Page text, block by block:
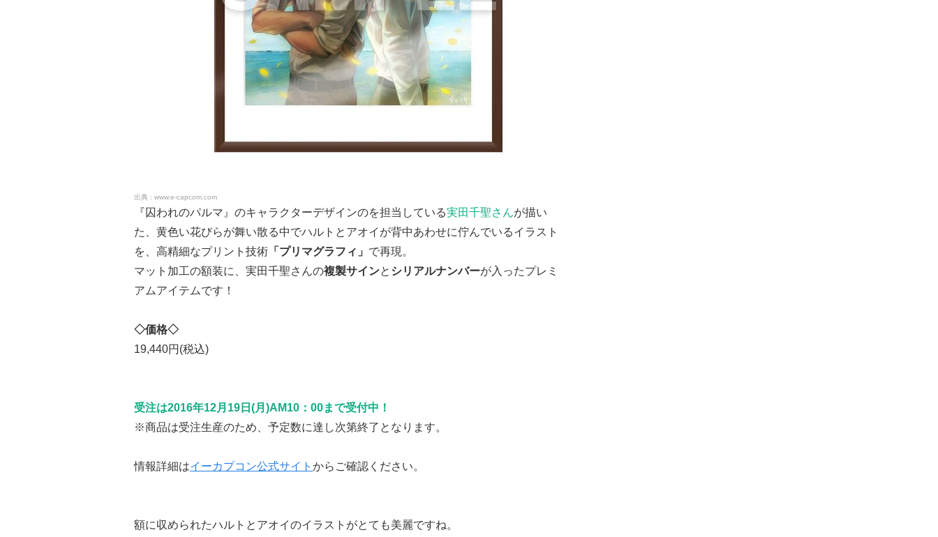
www.e-capcom.com
『囚われのパルマ』のキャラクターデザインのを担当している実田千聖さんが描い
た、黄色い花びらが舞い散る中でハルトとアオイが背中あわせに佇んでいるイラスト
を、高精細なプリント技術 「プリマグラフィ」 で再現。
マット加工の額装に、実田千聖さんの複製サインと シリアルナンバーが入ったプレミ
アムアイテムです！
◇価格◇
19,440円(税込)
受注は2016年12月19日(月)AM10：00まで受付中！
※商品は受注生産のため、予定数に達し次第終了となります。
情報詳細はイーカプコン公式サイト からご確認ください。
額に収められたハルトとアオイのイラストがとても美麗ですね。